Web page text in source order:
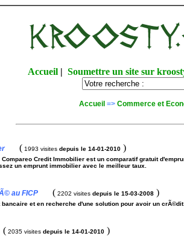
Accueil |Soumettre un site sur
Accueil => Commerce et
( 1993 visites depuis le 14-01-2010 )
Credit Immobilier est un comparatif gratuit
un emprunt immobilier avec le meilleur taux.
au FICP ( 2202 visites depuis le 15-03-2008 )
bancaire et en recherche d'une solution pour avoir un
2035 visites depuis le 14-01-2010 )